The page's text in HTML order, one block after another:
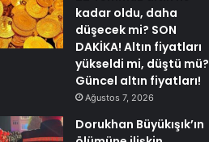
kadar oldu, daha
düşecek mi? SON
DAKİKA! Altın fiyatları
yükseldi mi, düştü mü?
Güncel altın fiyatları!
Ağustos 7, 2026
Dorukhan Büyükışık’ın